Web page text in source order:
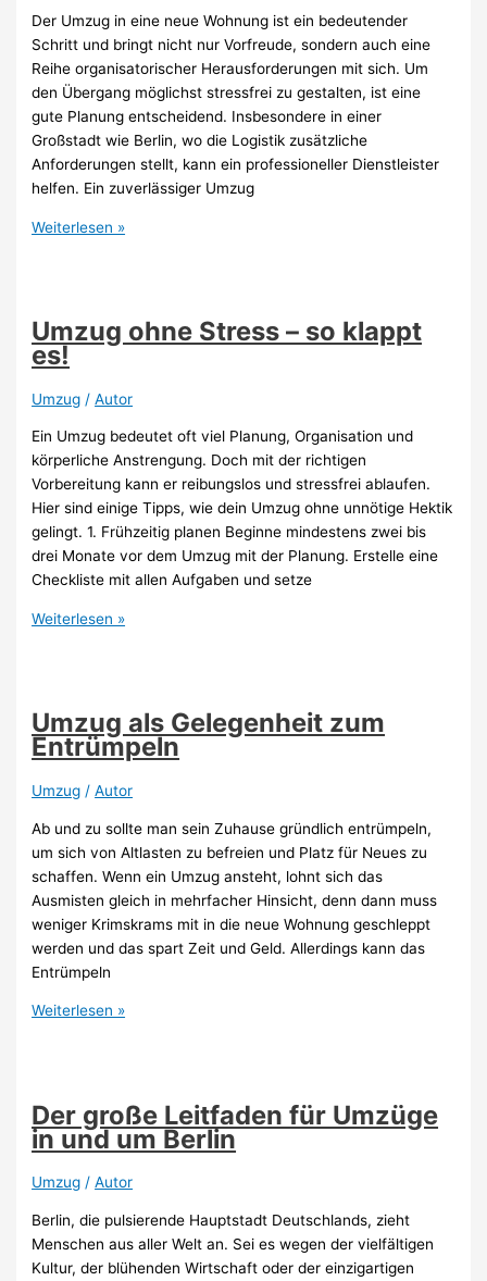
Der Umzug in eine neue Wohnung ist ein bedeutender
Schritt und bringt nicht nur Vorfreude, sondern auch eine
Reihe organisatorischer Herausforderungen mit sich. Um
den Übergang möglichst stressfrei zu gestalten, ist eine
gute Planung entscheidend. Insbesondere in einer
Großstadt wie Berlin, wo die Logistik zusätzliche
Anforderungen stellt, kann ein professioneller Dienstleister
helfen. Ein zuverlässiger Umzug
Tipps
Umzug
und
die
Einrichtung
neuen
Wohnung
Weiterlesen »
Umzug ohne Stress – so klappt
es!
Umzug /Autor
Ein Umzug bedeutet oft viel Planung, Organisation und
körperliche Anstrengung. Doch mit der richtigen
Vorbereitung kann er reibungslos und stressfrei ablaufen.
Hier sind einige Tipps, wie dein Umzug ohne unnötige Hektik
gelingt. 1. Frühzeitig planen Beginne mindestens zwei bis
drei Monate vor dem Umzug mit der Planung. Erstelle eine
Checkliste mit allen Aufgaben und setze
Umzug
so
klappt
es!
Weiterlesen »
Umzug als Gelegenheit zum
Entrümpeln
Umzug /Autor
Ab und zu sollte man sein Zuhause gründlich entrümpeln,
um sich von Altlasten zu befreien und Platz für Neues zu
schaffen. Wenn ein Umzug ansteht, lohnt sich das
Ausmisten gleich in mehrfacher Hinsicht, denn dann muss
weniger Krimskrams mit in die neue Wohnung geschleppt
werden und das spart Zeit und Geld. Allerdings kann das
Entrümpeln
Umzug
Entrümpeln
Weiterlesen »
Der große Leitfaden für Umzüge
in und um Berlin
Umzug /Autor
Berlin, die pulsierende Hauptstadt Deutschlands, zieht
Menschen aus aller Welt an. Sei es wegen der vielfältigen
Kultur, der blühenden Wirtschaft oder der einzigartigen